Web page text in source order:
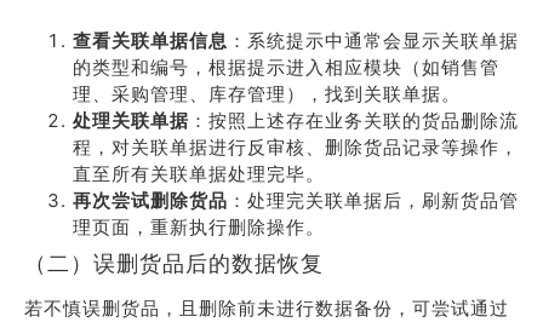
查看关联单据信息 ：系统提示中通常会显示关联单据
的类型和编号，根据提示进入相应模块（如销售管
理、采购管理、库存管理），找到关联单据。
处理关联单据 ：按照上述存在业务关联的货品删除流
程，对关联单据进行反审核、删除货品记录等操作，
直至所有关联单据处理完毕。
再次尝试删除货品 ：处理完关联单据后，刷新货品管
理页面，重新执行删除操作。
（二）误删货品后的数据恢复
若不慎误删货品，且删除前未进行数据备份，可尝试通过